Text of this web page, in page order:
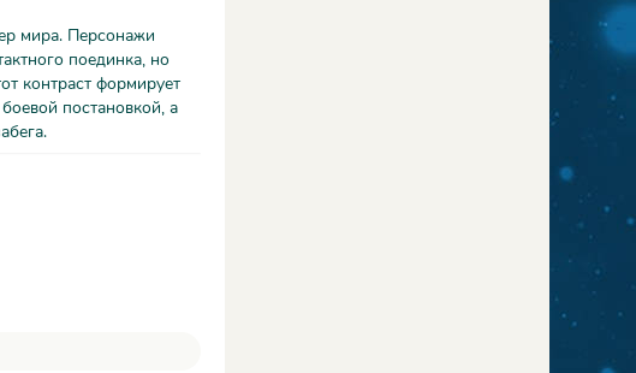
мира. Персонажи
поединка, но
контраст формирует
постановкой, а